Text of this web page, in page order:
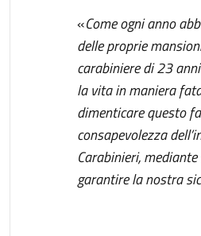
«Come ogni anno
delle proprie
carabiniere di 23
la vita in maniera
dimenticare questo
consapevolezza
Carabinieri,
garantire la nostra